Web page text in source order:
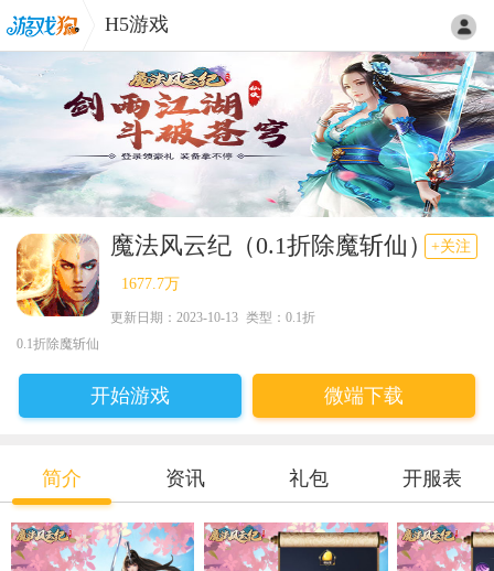
H5游戏
魔法风云纪（0.1折除魔斩仙）
1677.7万
更新日期：2023-10-13 类型：0.1折
0.1折除魔斩仙
+关注
开始游戏 微端下载
简介 资讯 礼包 开服表